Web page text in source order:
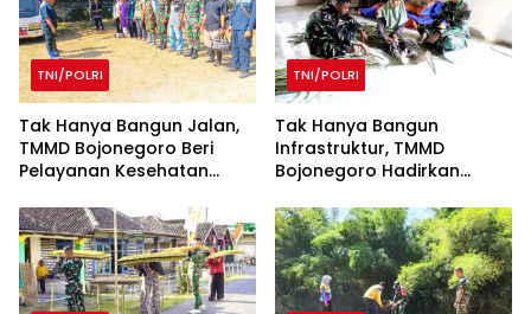
TNI/POLRI
Tak Hanya Bangun Jalan,
TMMD Bojonegoro Beri
Pelayanan Kesehatan
TNI/POLRI
Tak Hanya Bangun
Infrastruktur, TMMD
Bojonegoro Hadirkan
Anyam Tikar